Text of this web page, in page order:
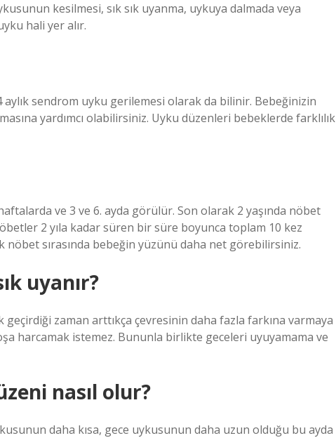
kesilmesi, sık sık uyanma, uykuya dalmada veya
hali yer alır.
sendrom uyku gerilemesi olarak da bilinir. Bebeğinizin
yardımcı olabilirsiniz. Uyku düzenleri bebeklerde farklılık
ve 3 ve 6. ayda görülür. Son olarak 2 yaşında nöbet
2 yıla kadar süren bir süre boyunca toplam 10 kez
nöbet sırasında bebeğin yüzünü daha net görebilirsiniz.
uyanır?
geçirdiği zaman arttıkça çevresinin daha fazla farkına varmaya
harcamak istemez. Bununla birlikte geceleri uyuyamama ve
nasıl olur?
daha kısa, gece uykusunun daha uzun olduğu bu ayda